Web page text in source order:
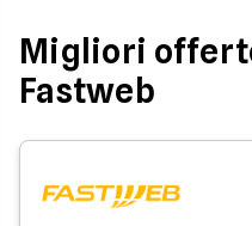
Migliori
Fastweb